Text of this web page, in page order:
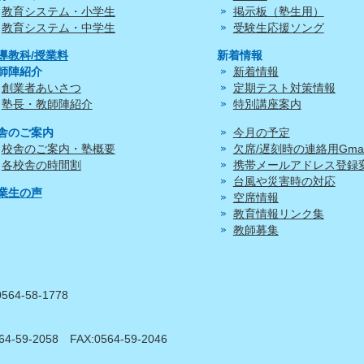
教育システム・小学生
教育システム・中学生
教科/授業料
陣紹介
創業者あいさつ
塾長・教師陣紹介
のご案内
校舎のご案内・塾概要
各校舎の時間割
生の声
掲示板（塾生用）
受験生応援ソング
新着情報
新着情報
定期テスト対策情報
特別講座案内
今月の予定
欠席/遅刻時の連絡用
携帯メールアドレス登録
台風や災害時の対応
空席情報
教育情報リンク集
教師募集
58-1778
59-2058 FAX:0564-59-2046